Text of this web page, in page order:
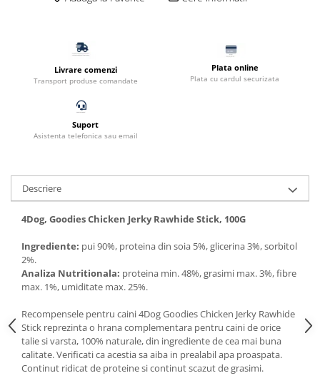
Pompe aer acvariu
Pompa apa acvariu
Lampa pentru acvariu
Neoane si LED-uri pentru acvarii
Sterilizator acvariu
Racitoare
Fertilizatori acvarii
Teste apa
Furtune si conectori acvarii
Curatare acvarii
Conditioneri apa acvariu
Medii filtrante
Decoruri si plante artificiale
Accesorii acvarii
Livrare comenzi
Transport produse comandate
Plata online
Plata cu cardul securizata
Suport
Asistenta telefonica sau email
Descriere
4Dog, Goodies Chicken Jerky Rawhide Stick, 100G
Ingrediente: pui 90%, proteina din soia 5%, glicerina 3%, sorbitol
2%.
Analiza Nutritionala: proteina min. 48%, grasimi max. 3%, fibre
max. 1%, umiditate max. 25%.
Recompensele pentru caini 4Dog Goodies Chicken Jerky Rawhide
Stick reprezinta o hrana complementara pentru caini de orice
talie si varsta, 100% naturale, din ingrediente de cea mai buna
calitate. Verificati ca acestia sa aiba in prealabil apa proaspata.
Continut ridicat de proteine si continut scazut de grasimi.